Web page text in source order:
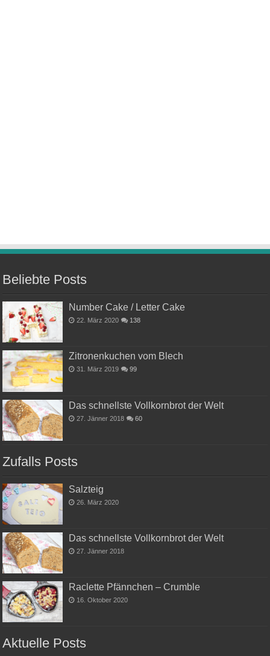
Beliebte Posts
Number Cake / Letter Cake
22. März 2020 138
Zitronenkuchen vom Blech
31. März 2019 99
Das schnellste Vollkornbrot der Welt
27. Jänner 2018 60
Zufalls Posts
Salzteig
26. März 2020
Das schnellste Vollkornbrot der Welt
27. Jänner 2018
Raclette Pfännchen – Crumble
16. Oktober 2020
Aktuelle Posts